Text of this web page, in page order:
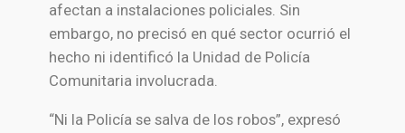
afectan a instalaciones policiales. Sin
embargo, no precisó en qué sector ocurrió el
hecho ni identificó la Unidad de Policía
Comunitaria involucrada.
“Ni la Policía se salva de los robos”, expresó